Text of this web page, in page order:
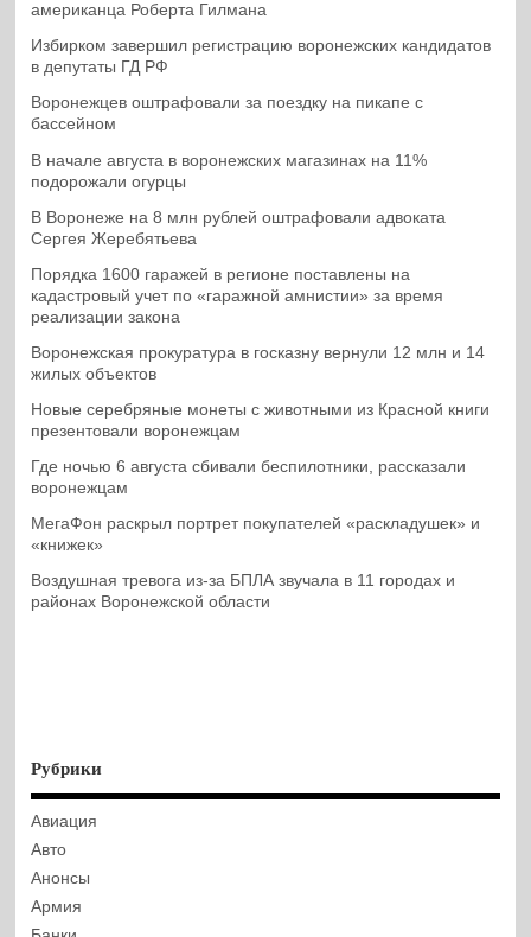
американца Роберта Гилмана
Избирком завершил регистрацию воронежских кандидатов
в депутаты ГД РФ
Воронежцев оштрафовали за поездку на пикапе с
бассейном
В начале августа в воронежских магазинах на 11%
подорожали огурцы
В Воронеже на 8 млн рублей оштрафовали адвоката
Сергея Жеребятьева
Порядка 1600 гаражей в регионе поставлены на
кадастровый учет по «гаражной амнистии» за время
реализации закона
Воронежская прокуратура в госказну вернули 12 млн и 14
жилых объектов
Новые серебряные монеты с животными из Красной книги
презентовали воронежцам
Где ночью 6 августа сбивали беспилотники, рассказали
воронежцам
МегаФон раскрыл портрет покупателей «раскладушек» и
«книжек»
Воздушная тревога из-за БПЛА звучала в 11 городах и
районах Воронежской области
Рубрики
Авиация
Авто
Анонсы
Армия